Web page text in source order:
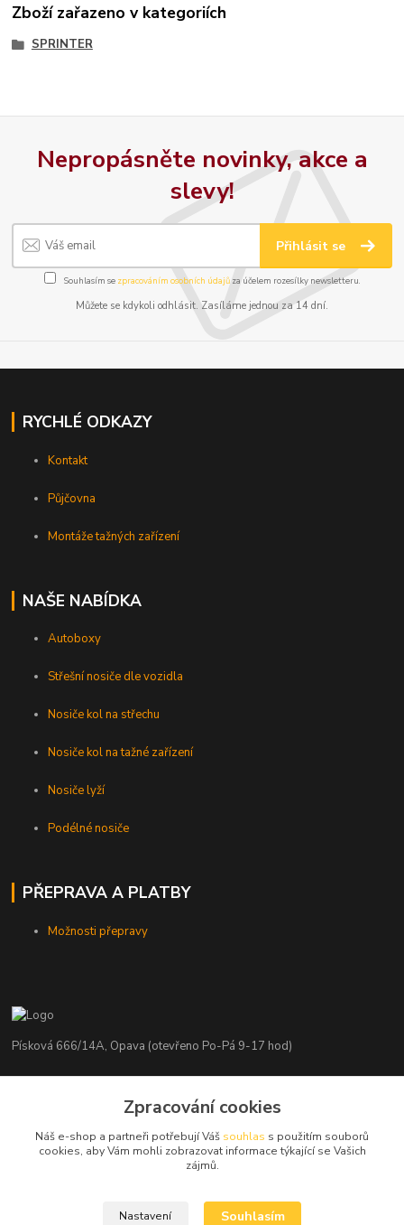
Zboží zařazeno v kategoriích
SPRINTER
Nepropásněte novinky, akce a
slevy!
Přihlásit se
Souhlasím se zpracováním osobních údajůza účelem rozesílky newsletteru.
Můžete se kdykoli odhlásit. Zasíláme jednou za 14 dní.
RYCHLÉ ODKAZY
Kontakt
Půjčovna
Montáže tažných zařízení
NAŠE NABÍDKA
Autoboxy
Střešní nosiče dle vozidla
Nosiče kol na střechu
Nosiče kol na tažné zařízení
Nosiče lyží
Podélné nosiče
PŘEPRAVA A PLATBY
Možnosti přepravy
Písková 666/14A, Opava (otevřeno Po-Pá 9-17 hod)
+420 776 839 986
info@nosice.com
Zpracování cookies
Náš e-shop a partneři potřebují Váš souhlas s použitím souborů
cookies, aby Vám mohli zobrazovat informace týkající se Vašich
zájmů.
Nastavení Souhlasím